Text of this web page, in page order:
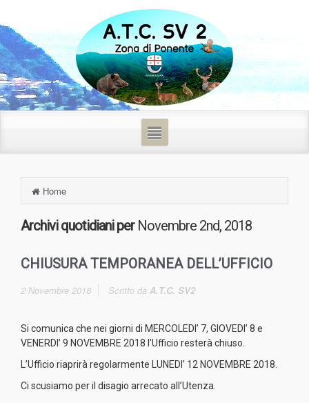
Home
Archivi quotidiani per Novembre 2nd, 2018
CHIUSURA TEMPORANEA DELL’UFFICIO
2 Novembre 2018 Scritto da A.T.C. SV2
Si comunica che nei giorni di MERCOLEDI’ 7, GIOVEDI’ 8 e
VENERDI’ 9 NOVEMBRE 2018 l’Ufficio resterà chiuso.
L’Ufficio riaprirà regolarmente LUNEDI’ 12 NOVEMBRE 2018.
Ci scusiamo per il disagio arrecato all’Utenza.